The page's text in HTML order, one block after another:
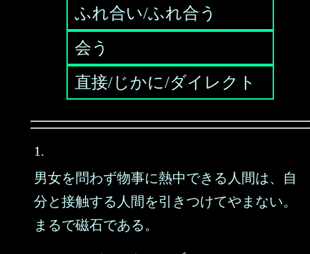
ふれ合い/ふれ合う
会う
直接/じかに/ダイレクト
1.
男女を問わず物事に熱中できる人間は、自
分と接触する人間を引きつけてやまない。
まるで磁石である。